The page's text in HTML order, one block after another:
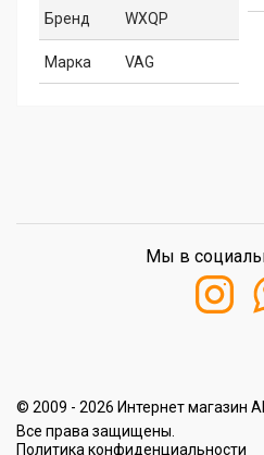
Бренд WXQP
Марка VAG
© 2009 - 2026 Интернет магазин
Все права защищены.
Политика конфиденциальности
Мы в